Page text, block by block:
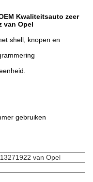
Kwaliteitsauto zeer
van Opel
shell, knopen en
gebruiken
van Opel